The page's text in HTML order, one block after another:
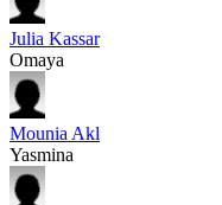
Julia Kassar
Omaya
Mounia Akl
Yasmina